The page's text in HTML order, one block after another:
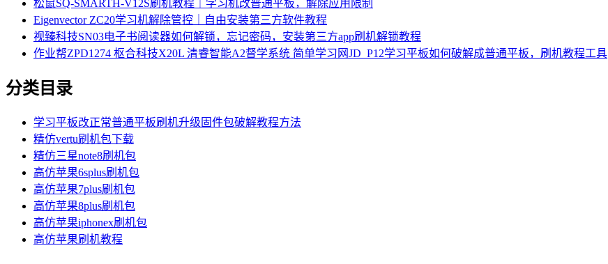
松鼠SQ-SMARTH-V12S刷机教程｜学习机改普通平板，解除应用限制
Eigenvector ZC20学习机解除管控｜自由安装第三方软件教程
视臻科技SN03电子书阅读器如何解锁，忘记密码，安装第三方app刷机解锁教程
作业帮ZPD1274 枢合科技X20L 清睿智能A2督学系统 简单学习网JD_P12学习平板如何破解成普通平板，刷机教程工具
分类目录
学习平板改正常普通平板刷机升级固件包破解教程方法
精仿vertu刷机包下载
精仿三星note8刷机包
高仿苹果6splus刷机包
高仿苹果7plus刷机包
高仿苹果8plus刷机包
高仿苹果iphonex刷机包
高仿苹果刷机教程